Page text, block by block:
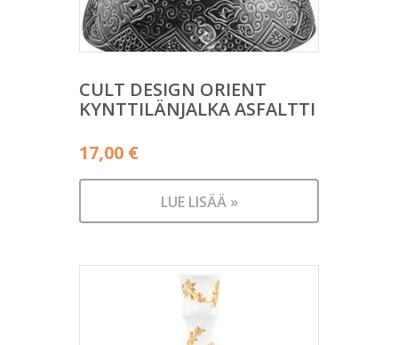
CULT DESIGN ORIENT
KYNTTILÄNJALKA ASFALTTI
17,00 €
LUE LISÄÄ »